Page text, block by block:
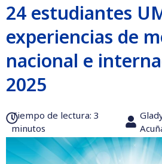
24 estudiantes
experiencias de
nacional e
2025
Tiempo de lectura:‎ 3
minutos